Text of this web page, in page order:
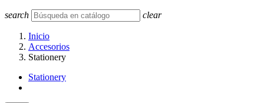
search clear
Inicio
Accesorios
Stationery
Stationery